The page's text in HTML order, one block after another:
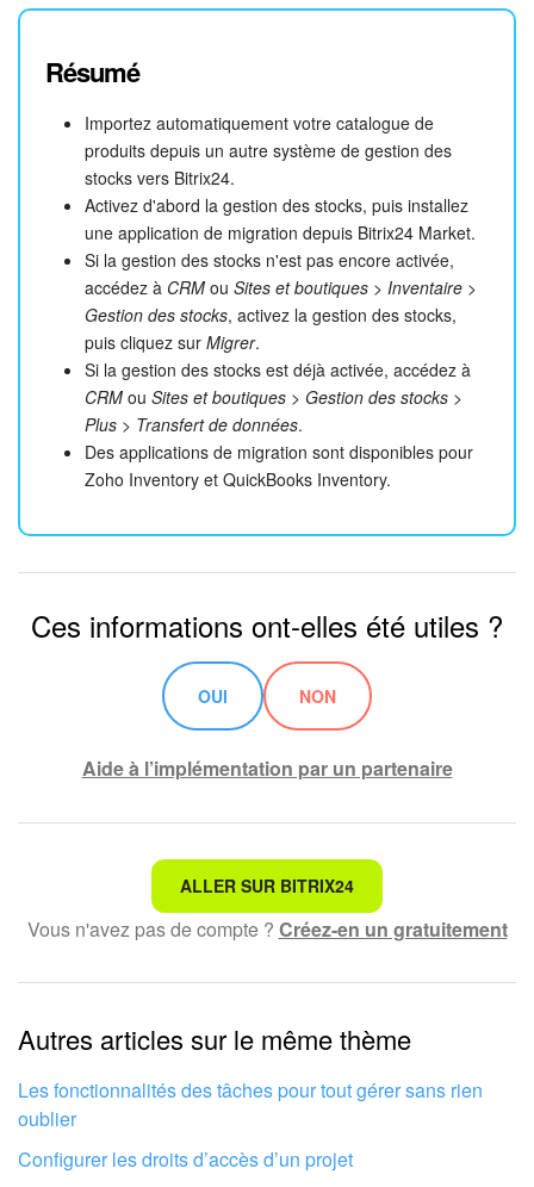
Résumé
Importez automatiquement votre catalogue de
produits depuis un autre système de gestion des
stocks vers Bitrix24.
Activez d'abord la gestion des stocks, puis installez
une application de migration depuis Bitrix24 Market.
Si la gestion des stocks n'est pas encore activée,
accédez à CRM ou Sites et boutiques > Inventaire >
Gestion des stocks, activez la gestion des stocks,
puis cliquez sur Migrer.
Si la gestion des stocks est déjà activée, accédez à
CRM ou Sites et boutiques > Gestion des stocks >
Plus > Transfert de données.
Des applications de migration sont disponibles pour
Zoho Inventory et QuickBooks Inventory.
Ces informations ont-elles été utiles ?
OUI NON
Aide à l’implémentation par un partenaire
Ce n'est pas ce que je recherche
Texte compliqué et incompréhensible
Les informations sont obsolètes
Trop court, j'ai besoin de plus d'informations
Je n'aime pas comment cet outil fonctionne
ALLER SUR BITRIX24
Vous n'avez pas de compte ? Créez-en un gratuitement
Autres articles sur le même thème
Les fonctionnalités des tâches pour tout gérer sans rien
oublier
Configurer les droits d’accès d’un projet